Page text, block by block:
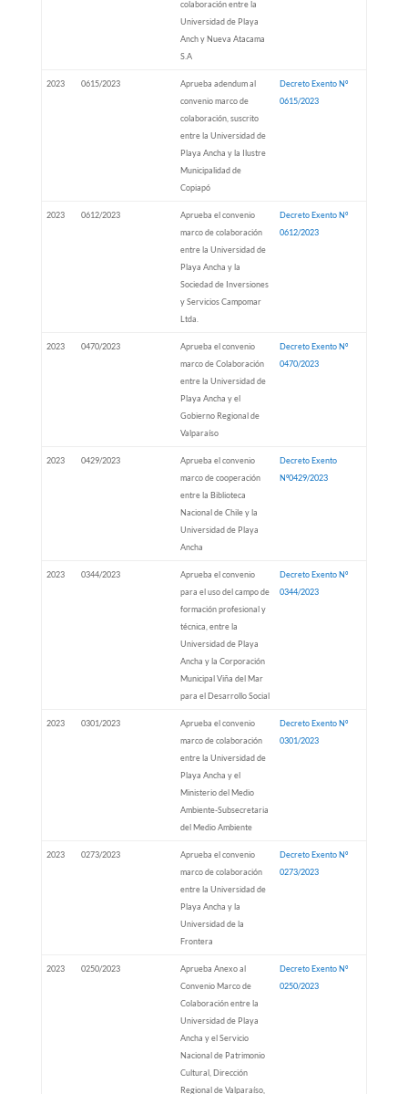
colaboración entre la
Universidad de Playa
Anch y Nueva Atacama
S.A
2023 0615/2023
Aprueba adendum al
convenio marco de
colaboración, suscrito
entre la Universidad de
Playa Ancha y la Ilustre
Municipalidad de
Copiapó
Decreto Exento Nº
0615/2023
2023 0612/2023
Aprueba el convenio
marco de colaboración
entre la Universidad de
Playa Ancha y la
Sociedad de Inversiones
y Servicios Campomar
Ltda.
Decreto Exento Nº
0612/2023
2023 0470/2023
Aprueba el convenio
marco de Colaboración
entre la Universidad de
Playa Ancha y el
Gobierno Regional de
Valparaíso
Decreto Exento Nº
0470/2023
2023 0429/2023
Aprueba el convenio
marco de cooperación
entre la Biblioteca
Nacional de Chile y la
Universidad de Playa
Ancha
Decreto Exento
Nº0429/2023
2023 0344/2023
Aprueba el convenio
para el uso del campo de
formación profesional y
técnica, entre la
Universidad de Playa
Ancha y la Corporación
Municipal Viña del Mar
para el Desarrollo Social
Decreto Exento Nº
0344/2023
2023 0301/2023
Aprueba el convenio
marco de colaboración
entre la Universidad de
Playa Ancha y el
Ministerio del Medio
Ambiente-Subsecretaria
del Medio Ambiente
Decreto Exento Nº
0301/2023
2023 0273/2023
Aprueba el convenio
marco de colaboración
entre la Universidad de
Playa Ancha y la
Universidad de la
Frontera
Decreto Exento Nº
0273/2023
2023 0250/2023
Aprueba Anexo al
Convenio Marco de
Colaboración entre la
Universidad de Playa
Ancha y el Servicio
Nacional de Patrimonio
Cultural, Dirección
Regional de Valparaíso,
Decreto Exento Nº
0250/2023